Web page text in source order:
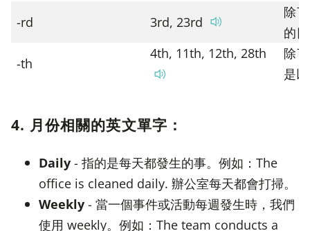
-rd
3rd, 23rd
除
的
-th
4th, 11th, 12th, 28th
除
是
4. 月份相關的英文單字：
Daily - 指的是每天都發生的事。例如：The
office is cleaned daily. 辦公室每天都會打掃。
Weekly - 當一個事件或活動每週發生時，我們
使用 weekly。例如：The team conducts a